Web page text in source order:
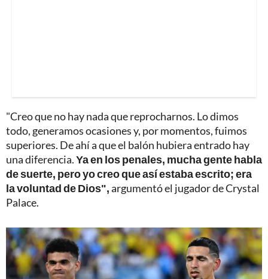
"Creo que no hay nada que reprocharnos. Lo dimos
todo, generamos ocasiones y, por momentos, fuimos
superiores. De ahí a que el balón hubiera entrado hay
una diferencia.Ya en los penales, mucha gente habla
de suerte, pero yo creo que así estaba escrito; era
la voluntad de Dios",argumentó el jugador de Crystal
Palace.